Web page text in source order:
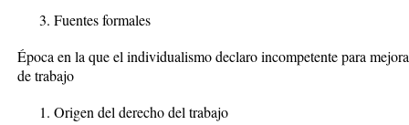
Fuentes formales
Época en la que el individualismo declaro incompetente para
de trabajo
Origen del derecho del trabajo